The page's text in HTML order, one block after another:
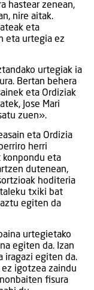
hastear zenean,
nire aitak.
eta
eta urtegia ez
urtegiak ia
Bertan behera
eta Ordiziak
Jose Mari
zuen».
eta Ordizia
herri
konpondu eta
dutenean,
hoditeria
txiki bat
egiten da
urtegietako
egiten da. Izan
iragazi egiten da.
ez igotzea zaindu
fisura